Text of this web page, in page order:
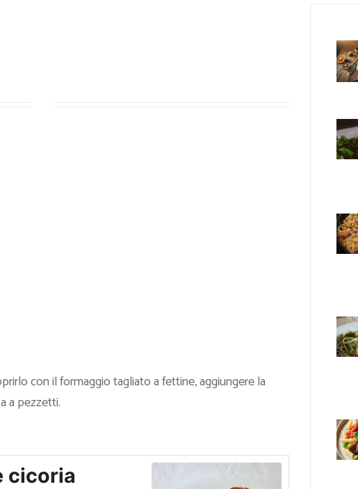
con il formaggio tagliato a fettine, aggiungere la
a pezzetti.
cicoria